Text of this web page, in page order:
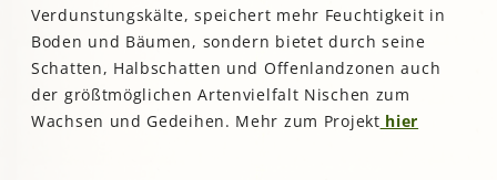
Verdunstungskälte, speichert mehr Feuchtigkeit in
Boden und Bäumen, sondern bietet durch seine
Schatten, Halbschatten und Offenlandzonen auch
der größtmöglichen Artenvielfalt Nischen zum
Wachsen und Gedeihen. Mehr zum Projekt hier